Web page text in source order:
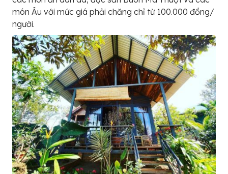
món Âu với mức giá phải chăng chỉ từ 100.000 đồng/
người.